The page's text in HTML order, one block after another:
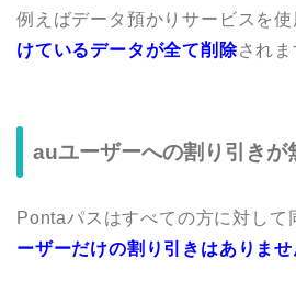
例えばデータ預かりサービスを
けているデータが全て削除されま
auユーザーへの割り引きが
Pontaパスはすべての方に対して
ーザーだけの割り引きはありませ